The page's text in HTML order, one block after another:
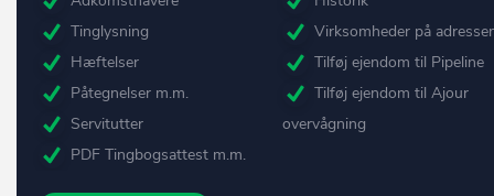
Tinglysning
Hæftelser
Påtegnelser m.m.
Servitutter
PDF Tingbogsattest m.m.
Virksomheder på
Tilføj ejendom til Pipeline
Tilføj ejendom til Ajour
overvågning